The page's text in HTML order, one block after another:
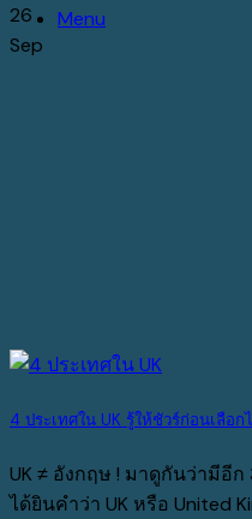
Menu
26
Sep
4 ประเทศใน UK รู้ให้ชัวร์ก่อนเลือก
UK ≠ อังกฤษ ! มาดูกันว่ามีอีก
ได้ยินคำว่า UK หรือ United